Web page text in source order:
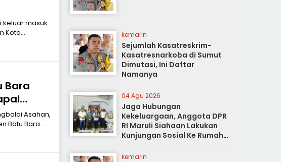
keluar masuk
Kota.
Bara
Asahan,
Batu Bara
kemarin
Sejumlah Kasatreskrim-
Kasatresnarkoba di Sumut
Dimutasi, Ini Daftar
Namanya
04 Agu 2026
Jaga Hubungan
Kekeluargaan, Anggota DPR
RI Maruli Siahaan Lakukan
Kunjungan Sosial Ke Rumah
Duka
kemarin